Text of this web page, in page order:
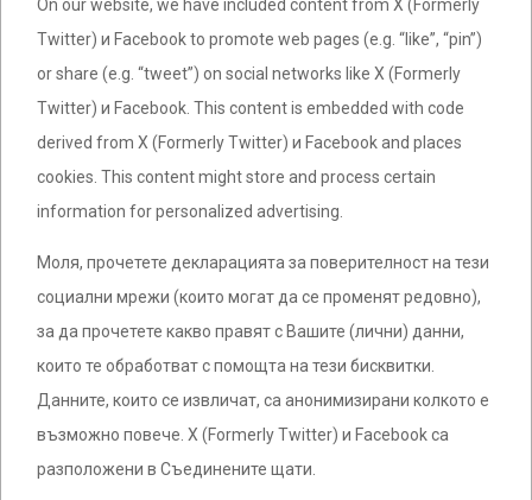
On our website, we have included content from X (Formerly
Twitter) и Facebook to promote web pages (e.g. “like”, “pin”)
or share (e.g. “tweet”) on social networks like X (Formerly
Twitter) и Facebook. This content is embedded with code
derived from X (Formerly Twitter) и Facebook and places
cookies. This content might store and process certain
information for personalized advertising.
Моля, прочетете декларацията за поверителност на тези
социални мрежи (които могат да се променят редовно),
за да прочетете какво правят с Вашите (лични) данни,
които те обработват с помощта на тези бисквитки.
Данните, които се извличат, са анонимизирани колкото е
възможно повече. X (Formerly Twitter) и Facebook са
разположени в Съединените щати.